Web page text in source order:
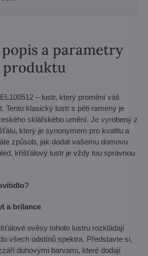
a parametry
produktu
– lustr, který promění váš
Tento klasický lustr s pěti rameny je
sklářského umění. Je vyrobený z
který je synonymem pro kvalitu a
způsob, jak dodat vašemu domovu
křišťálový lustr je vždy tou správnou
a brilance
ověsy tohoto lustru rozkládají
všech odstínů spektra. Představte si,
duhovými barvami, které dodají